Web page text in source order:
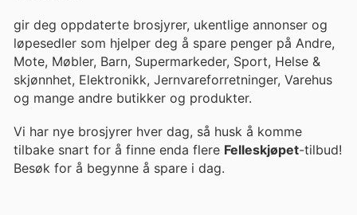
gir deg oppdaterte brosjyrer, ukentlige annonser og
løpesedler som hjelper deg å spare penger på Andre,
Mote, Møbler, Barn, Supermarkeder, Sport, Helse &
skjønnhet, Elektronikk, Jernvareforretninger, Varehus
og mange andre butikker og produkter.
Vi har nye brosjyrer hver dag, så husk å komme
tilbake snart for å finne enda flere Felleskjøpet-tilbud!
Besøk for å begynne å spare i dag.